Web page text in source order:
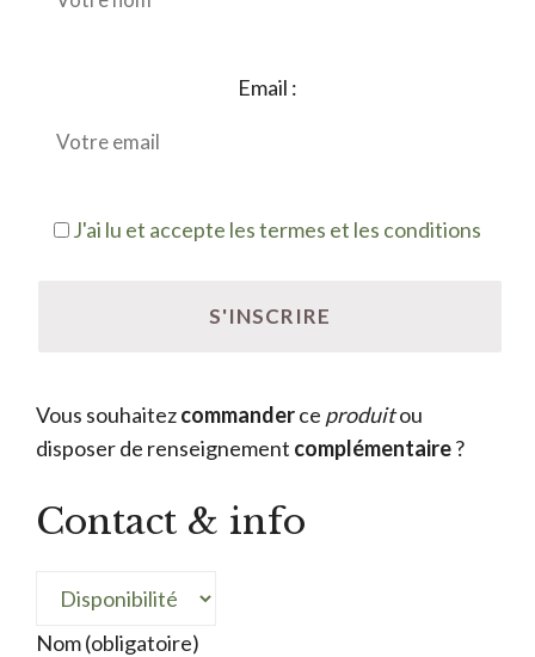
Email :
J'ai lu et accepte les termes et les conditions
Vous souhaitezcommanderce produitou
disposer de renseignement complémentaire?
Contact & info
Nom (obligatoire)